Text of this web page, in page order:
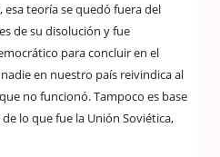
teoría se quedó fuera del
de su disolución y fue
para concluir en el
en nuestro país reivindica al
no funcionó. Tampoco es base
lo que fue la Unión Soviética,